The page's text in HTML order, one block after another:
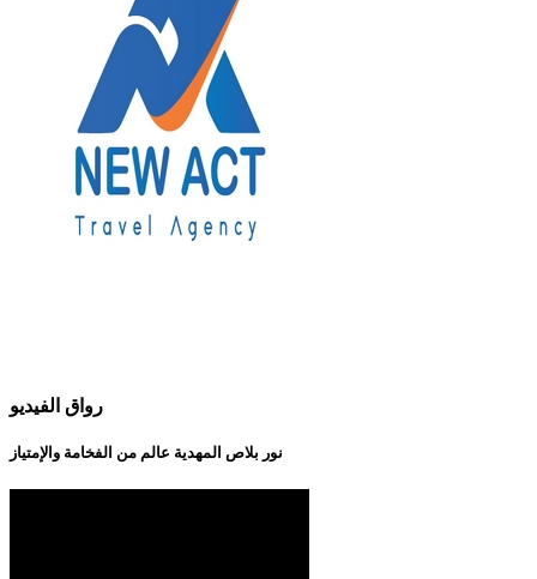
رواق الفيديو
نور بلاص المهدية عالم من الفخامة والإمتياز